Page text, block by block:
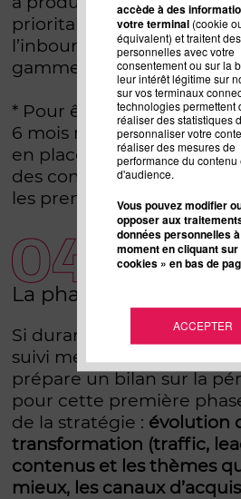
accède à des
votre terminal (cookie
équivalent) et traitent
personnelles avec votre
consentement ou sur la
leur intérêt légitime sur
sur vos terminaux
technologies permettent
réaliser des statistiques
personnaliser votre
réaliser des mesures de
performance du contenu
d'audience.
Vous pouvez modifier
opposer aux
données personnelles
moment en cliquant sur
cookies » en bas de
ACCEPTER
prioritairement pour se
l’inbound autour de vos
gamme.
* Pour être honnête, un
6 mois nous paraît trop
en place des actions
des contenus
les premiers résultats
La phase d’analyse
Si durant toute la phase
suivi mensuel est réalisé,
prépare un bilan sur la
pour cette première
de la stratégie : évolution
transformation (traffic,
contenus et les thèmes
mieux, les canaux